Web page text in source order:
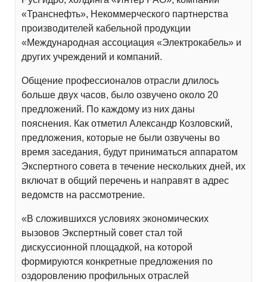
«Транснефть», Некоммерческого партнерства
производителей кабельной продукции
«Международная ассоциация «Электрокабель» и
других учреждений и компаний.
Общение профессионалов отрасли длилось
больше двух часов, было озвучено около 20
предложений. По каждому из них даны
пояснения. Как отметил Александр Козловский,
предложения, которые не были озвучены во
время заседания, будут приниматься аппаратом
Экспертного совета в течение нескольких дней, их
включат в общий перечень и направят в адрес
ведомств на рассмотрение.
«В сложившихся условиях экономических
вызовов Экспертный совет стал той
дискуссионной площадкой, на которой
формируются конкретные предложения по
оздоровлению профильных отраслей